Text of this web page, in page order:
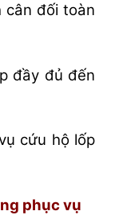
cân đối toàn
đầy đủ đến
cứu hộ lốp
phục vụ